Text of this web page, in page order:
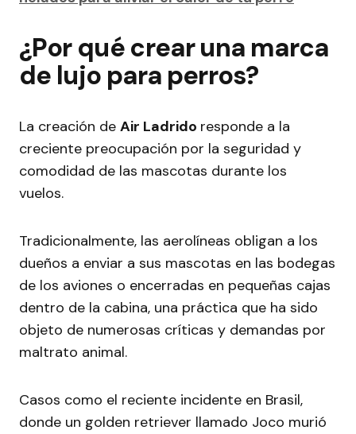
¿Por qué crear una marca
de lujo para perros?
La creación de Air Ladrido responde a la
creciente preocupación por la seguridad y
comodidad de las mascotas durante los
vuelos.
Tradicionalmente, las aerolíneas obligan a los
dueños a enviar a sus mascotas en las bodegas
de los aviones o encerradas en pequeñas cajas
dentro de la cabina, una práctica que ha sido
objeto de numerosas críticas y demandas por
maltrato animal.
Casos como el reciente incidente en Brasil,
donde un golden retriever llamado Joco murió